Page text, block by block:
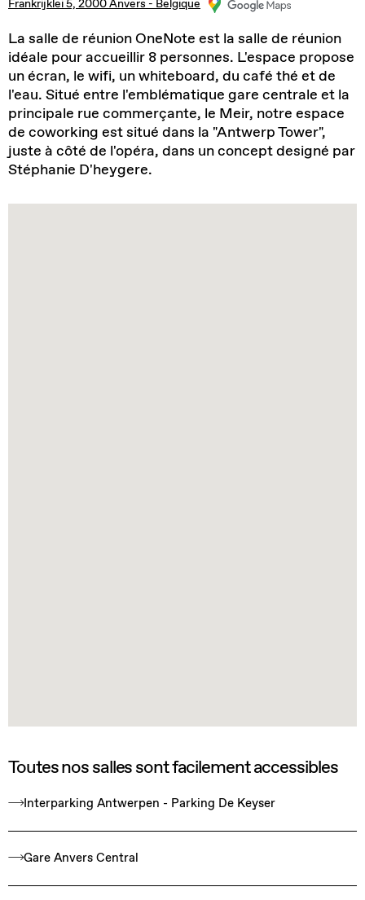
Frankrijklei 5, 2000 Anvers - Belgique
La salle de réunion OneNote est la salle de réunion
idéale pour accueillir 8 personnes. L'espace propose
un écran, le wifi, un whiteboard, du café thé et de
l'eau. Situé entre l'emblématique gare centrale et la
principale rue commerçante, le Meir, notre espace
de coworking est situé dans la "Antwerp Tower",
juste à côté de l'opéra, dans un concept designé par
Stéphanie D'heygere.
Toutes nos salles sont facilement accessibles
Interparking Antwerpen - Parking De Keyser
Gare Anvers Central